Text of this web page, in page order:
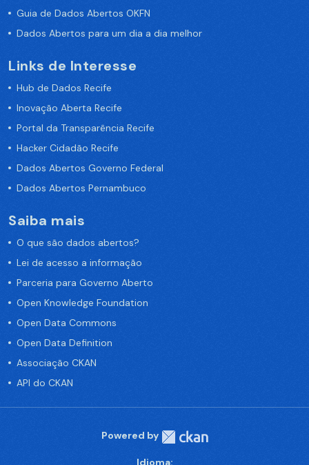
Guia de Dados Abertos OKFN
Dados Abertos para um dia a dia melhor
Links de Interesse
Hub de Dados Recife
Inovação Aberta Recife
Portal da Transparência Recife
Hacker Cidadão Recife
Dados Abertos Governo Federal
Dados Abertos Pernambuco
Saiba mais
O que são dados abertos?
Lei de acesso a informação
Parceria para Governo Aberto
Open Knowledge Foundation
Open Data Commons
Open Data Definition
Associação CKAN
API do CKAN
Powered by
Idioma